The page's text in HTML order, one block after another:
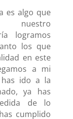
es algo que
nuestro
logramos
los que
en este
a mi
ido a la
ya has
de lo
cumplido